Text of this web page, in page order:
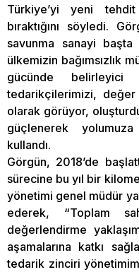
Türkiye’yi yeni
bıraktığını söyledi.
savunma sanayi
ülkemizin bağımsızlık
gücünde
tedarikçilerimizi,
olarak görüyor,
güçlenerek
kullandı.
Görgün, 2018’de
sürecine bu yıl bir
yönetimi genel müdür
ederek, “Toplam
değerlendirme
aşamalarına katkı
tedarik zinciri